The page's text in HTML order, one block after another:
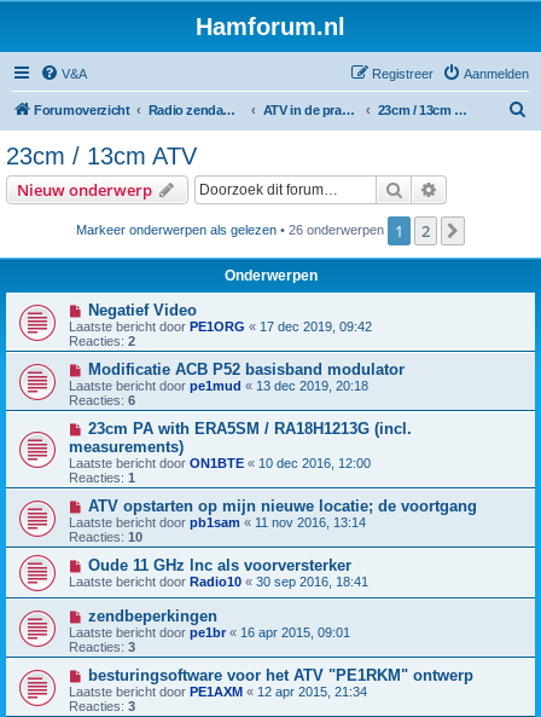
Hamforum.nl
V&A Aanmelden
Registreer
Forumoverzicht Radio zendamateur, luisteramateur en elektronica zelfbouw ATV in de praktijk en zelfbouw 23cm / 13cm ATV
23cm / 13cm ATV
Nieuw onderwerp Zoek
Markeer onderwerpen als gelezen • 26 onderwerpen 1 2
Onderwerpen
Negatief Video
Laatste bericht door PE1ORG « 17 dec 2019, 09:42
Reacties: 2
Modificatie ACB P52 basisband modulator
Laatste bericht door pe1mud « 13 dec 2019, 20:18
Reacties: 6
23cm PA with ERA5SM / RA18H1213G (incl.
measurements)
Laatste bericht door ON1BTE « 10 dec 2016, 12:00
Reacties: 1
ATV opstarten op mijn nieuwe locatie; de voortgang
Laatste bericht door pb1sam « 11 nov 2016, 13:14
Reacties: 10
Oude 11 GHz lnc als voorversterker
Laatste bericht door Radio10 « 30 sep 2016, 18:41
zendbeperkingen
Laatste bericht door pe1br « 16 apr 2015, 09:01
Reacties: 3
besturingsoftware voor het ATV "PE1RKM" ontwerp
Laatste bericht door PE1AXM « 12 apr 2015, 21:34
Reacties: 3